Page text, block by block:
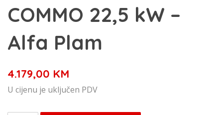
COMMO 22,5 kW –
Alfa Plam
4.179,00 KM
U cijenu je uključen PDV